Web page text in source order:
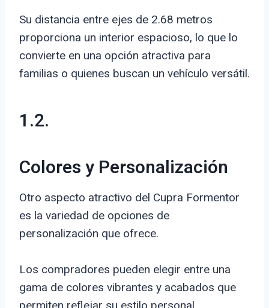
Su distancia entre ejes de 2.68 metros
proporciona un interior espacioso, lo que lo
convierte en una opción atractiva para
familias o quienes buscan un vehículo versátil.
1.2.
Colores y Personalización
Otro aspecto atractivo del Cupra Formentor
es la variedad de opciones de
personalización que ofrece.
Los compradores pueden elegir entre una
gama de colores vibrantes y acabados que